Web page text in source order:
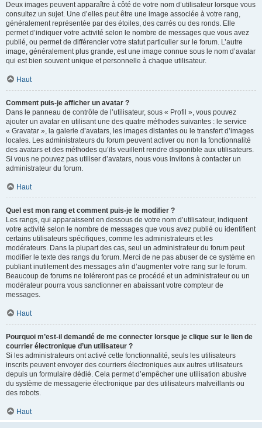
Deux images peuvent apparaître à côté de votre nom d’utilisateur lorsque vous
consultez un sujet. Une d’elles peut être une image associée à votre rang,
généralement représentée par des étoiles, des carrés ou des ronds. Elle
permet d’indiquer votre activité selon le nombre de messages que vous avez
publié, ou permet de différencier votre statut particulier sur le forum. L’autre
image, généralement plus grande, est une image connue sous le nom d’avatar
qui est bien souvent unique et personnelle à chaque utilisateur.
Haut
Comment puis-je afficher un avatar ?
Dans le panneau de contrôle de l’utilisateur, sous « Profil », vous pouvez
ajouter un avatar en utilisant une des quatre méthodes suivantes : le service
« Gravatar », la galerie d’avatars, les images distantes ou le transfert d’images
locales. Les administrateurs du forum peuvent activer ou non la fonctionnalité
des avatars et des méthodes qu’ils veuillent rendre disponible aux utilisateurs.
Si vous ne pouvez pas utiliser d’avatars, nous vous invitons à contacter un
administrateur du forum.
Haut
Quel est mon rang et comment puis-je le modifier ?
Les rangs, qui apparaissent en dessous de votre nom d’utilisateur, indiquent
votre activité selon le nombre de messages que vous avez publié ou identifient
certains utilisateurs spécifiques, comme les administrateurs et les
modérateurs. Dans la plupart des cas, seul un administrateur du forum peut
modifier le texte des rangs du forum. Merci de ne pas abuser de ce système en
publiant inutilement des messages afin d’augmenter votre rang sur le forum.
Beaucoup de forums ne toléreront pas ce procédé et un administrateur ou un
modérateur pourra vous sanctionner en abaissant votre compteur de
messages.
Haut
Pourquoi m’est-il demandé de me connecter lorsque je clique sur le lien de
courrier électronique d’un utilisateur ?
Si les administrateurs ont activé cette fonctionnalité, seuls les utilisateurs
inscrits peuvent envoyer des courriers électroniques aux autres utilisateurs
depuis un formulaire dédié. Cela permet d’empêcher une utilisation abusive
du système de messagerie électronique par des utilisateurs malveillants ou
des robots.
Haut